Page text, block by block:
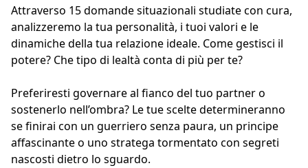
Attraverso 15 domande situazionali studiate con cura,
analizzeremo la tua personalità, i tuoi valori e le
dinamiche della tua relazione ideale. Come gestisci il
potere? Che tipo di lealtà conta di più per te?
Preferiresti governare al fianco del tuo partner o
sostenerlo nell’ombra? Le tue scelte determineranno
se finirai con un guerriero senza paura, un principe
affascinante o uno stratega tormentato con segreti
nascosti dietro lo sguardo.